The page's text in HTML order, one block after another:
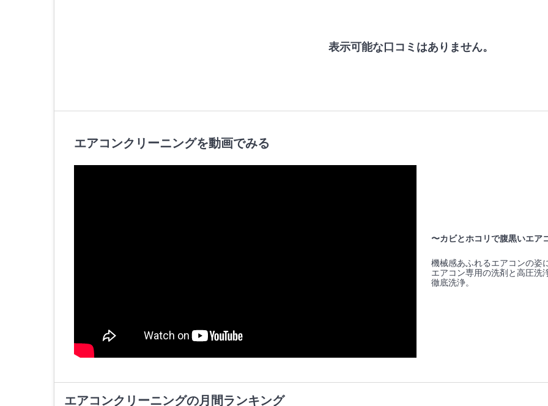
表示可能な口コミはありません。
エアコンクリーニングを動画でみる
〜カビとホコリで腹黒いエア
機械感あふれるエアコンの姿
エアコン専用の洗剤と高圧洗
徹底洗浄。
エアコンクリーニングの月間ランキング